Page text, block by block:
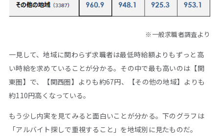
※一般求職者調査より
一見して、地域に関わらず求職者は最低時給額よりもずっと高
い時給を求めていることが分かる。その中で最も高いのは【関
東圏】で、【関西圏】よりも約67円、【その他の地域】よりも
約110円高くなっている。
もう少し内実を見てみると面白いことが分かる。下のグラフは
「アルバイト探しで重視すること」を地域別に見たものだ。